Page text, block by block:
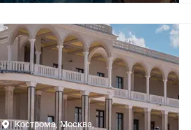
Кострома, Москва,